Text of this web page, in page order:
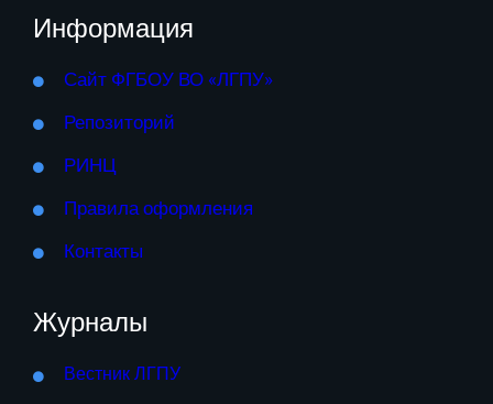
Информация
Сайт ФГБОУ ВО «ЛГПУ»
Репозиторий
РИНЦ
Правила оформления
Контакты
Журналы
Вестник ЛГПУ